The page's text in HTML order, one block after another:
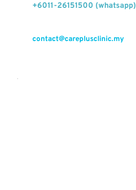
+6011-26151500 (whatsapp)
contact@careplusclinic.my